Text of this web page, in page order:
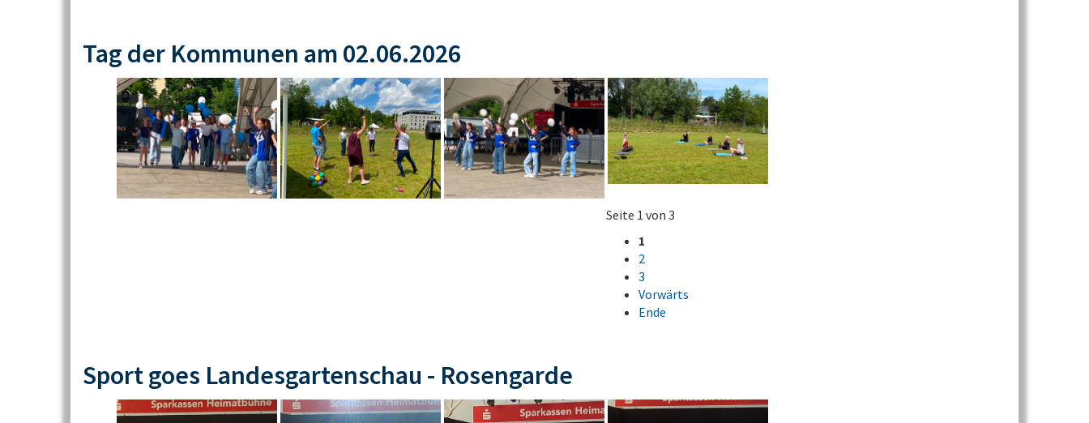
Tag der Kommunen am 02.06.2026
Seite 1 von 3
1
2
3
Vorwärts
Ende
Sport goes Landesgartenschau - Rosengarde